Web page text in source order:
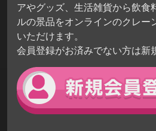
アやグッズ、生活雑貨から飲食
ルの景品をオンラインのクレー
いただけます。
会員登録がお済みでない方は新